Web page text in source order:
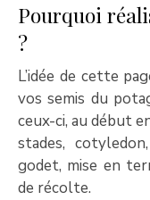
Pourquoi
?
L’idée de cette
vos semis du
ceux-ci, au début
stades,
godet, mise en
de récolte.